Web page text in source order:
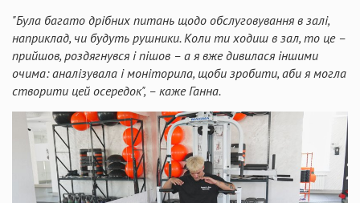
"Була багато дрібних питань щодо обслуговування в залі,
наприклад, чи будуть рушники. Коли ти ходиш в зал, то це –
прийшов, роздягнувся і пішов – а я вже дивилася іншими
очима: аналізувала і моніторила, щоби зробити, аби я могла
створити цей осередок", – каже Ганна.